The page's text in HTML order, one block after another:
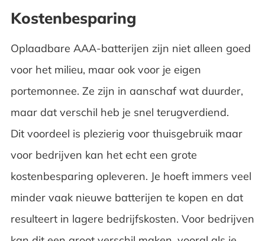
Kostenbesparing
Oplaadbare AAA-batterijen zijn niet alleen goed
voor het milieu, maar ook voor je eigen
portemonnee. Ze zijn in aanschaf wat duurder,
maar dat verschil heb je snel terugverdiend.
Dit voordeel is plezierig voor thuisgebruik maar
voor bedrijven kan het echt een grote
kostenbesparing opleveren. Je hoeft immers veel
minder vaak nieuwe batterijen te kopen en dat
resulteert in lagere bedrijfskosten. Voor bedrijven